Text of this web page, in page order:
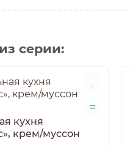
серии:
кухня
крем/муссон